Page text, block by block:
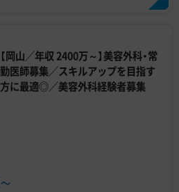
【岡山／年収 2400万～】美容外科・常
勤医師募集／スキルアップを目指す
方に最適◎／美容外科経験者募集
〜